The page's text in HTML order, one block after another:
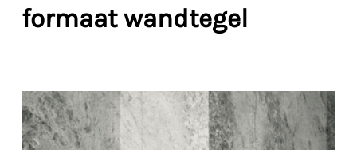
formaat wandtegel